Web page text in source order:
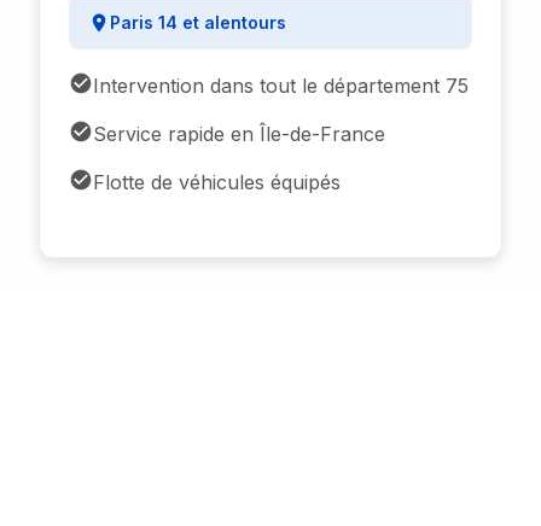
Paris 14 et alentours
Intervention dans tout le département 75
Service rapide en Île-de-France
Flotte de véhicules équipés